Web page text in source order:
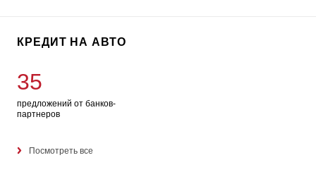
КРЕДИТ НА АВТО
35
предложений от банков-
партнеров
Посмотреть все